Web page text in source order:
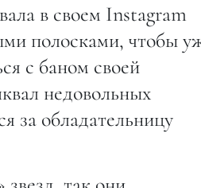
в своем Instagram
полосками, чтобы
с баном своей
недовольных
за обладательницу